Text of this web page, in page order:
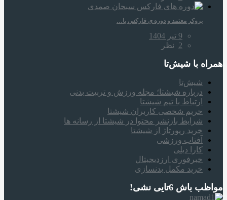
بروکر معتمد و دوره‌ ی فارکس با…
9 تیر 1404
2 نظر
همراه‌ با شیش‌تا
شیش‌تا
درباره شیشتا؛ مجله ورزش و تربیت بدنی
ارتباط با تیم شیشتا
حریم شخصی کاربران شیشتا
شرایط بازنشر محتوا در شیشتا از رسانه ها
خرید رپورتاژ از شیشتا
آفتاب ورزشی
کارا دیلی
خبرفوری ارزدیجیتال
خرید مکمل بدنسازی
مواظب باش 6تایی نشی!